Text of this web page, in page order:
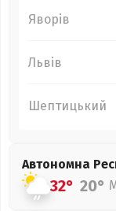
Яворів
Львів
Шептицький
Автономна
32° 20°